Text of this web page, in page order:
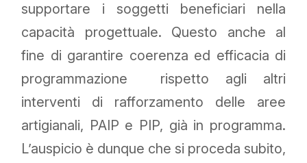
supportare i soggetti beneficiari nella
capacità progettuale. Questo anche al
fine di garantire coerenza ed efficacia di
programmazione rispetto agli altri
interventi di rafforzamento delle aree
artigianali, PAIP e PIP, già in programma.
L’auspicio è dunque che si proceda subito,